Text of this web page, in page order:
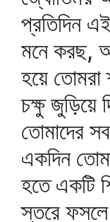
প্রতিদিন
মনে করছ,
হয়ে তোমরা
চক্ষু জুড়িয়ে
তোমাদের
একদিন
হতে একটি
স্তরে